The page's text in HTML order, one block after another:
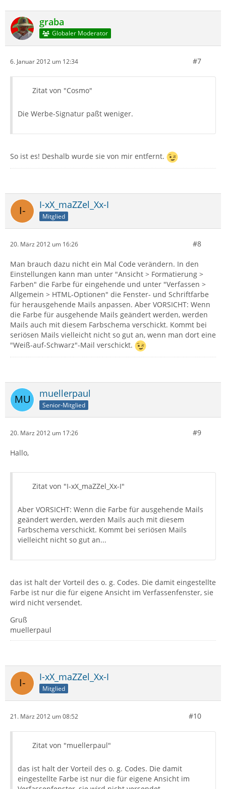
graba
Globaler Moderator
6. Januar 2012 um 12:34 #7
Zitat von "Cosmo"
Die Werbe-Signatur paßt weniger.
So ist es! Deshalb wurde sie von mir entfernt.
I-xX_maZZel_Xx-I
Mitglied
20. März 2012 um 16:26 #8
Man brauch dazu nicht ein Mal Code verändern. In den
Einstellungen kann man unter "Ansicht > Formatierung >
Farben" die Farbe für eingehende und unter "Verfassen >
Allgemein > HTML-Optionen" die Fenster- und Schriftfarbe
für herausgehende Mails anpassen. Aber VORSICHT: Wenn
die Farbe für ausgehende Mails geändert werden, werden
Mails auch mit diesem Farbschema verschickt. Kommt bei
seriösen Mails vielleicht nicht so gut an, wenn man dort eine
"Weiß-auf-Schwarz"-Mail verschickt.
muellerpaul
Senior-Mitglied
20. März 2012 um 17:26 #9
Hallo,
Zitat von "I-xX_maZZel_Xx-I"
Aber VORSICHT: Wenn die Farbe für ausgehende Mails
geändert werden, werden Mails auch mit diesem
Farbschema verschickt. Kommt bei seriösen Mails
vielleicht nicht so gut an...
das ist halt der Vorteil des o. g. Codes. Die damit eingestellte
Farbe ist nur die für eigene Ansicht im Verfassenfenster, sie
wird nicht versendet.
Gruß
muellerpaul
I-xX_maZZel_Xx-I
Mitglied
21. März 2012 um 08:52 #10
Zitat von "muellerpaul"
das ist halt der Vorteil des o. g. Codes. Die damit
eingestellte Farbe ist nur die für eigene Ansicht im